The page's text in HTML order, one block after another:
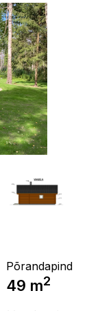
Põrandapind
49 m2